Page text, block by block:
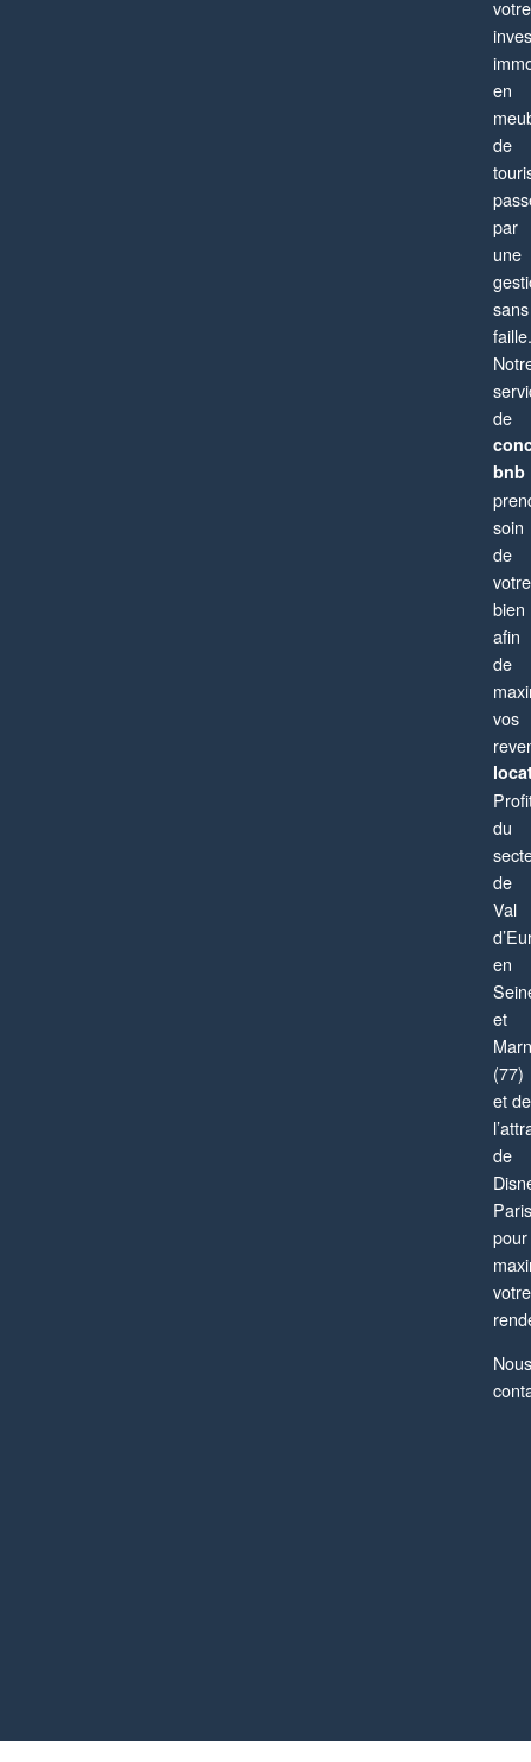
votre
en
de
par
une
sans
faille.
de
bnb
soin
de
votre
bien
afin
de
vos
du
de
Val
en
et
(77)
et de
de
Paris
pour
votre
Nous